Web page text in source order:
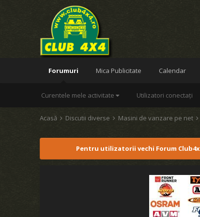
Forumuri
Curentele mele activitate Utilizatori conectați
Mica Publicitate Calendar
Acasă Discutii diverse Masini de vanzare pe net
Pentru utilizatorii vechi Forum